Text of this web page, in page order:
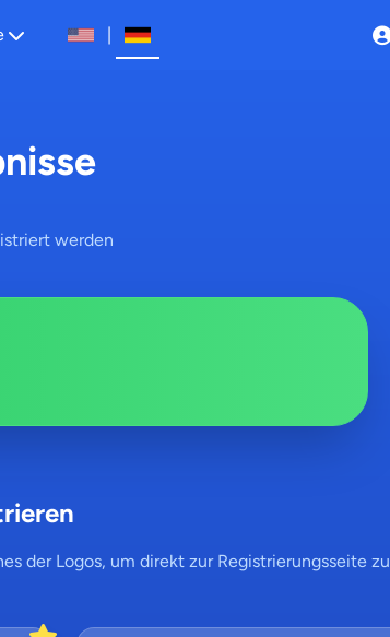
|
werden
der Logos, um direkt zur Registrierungsseite zu